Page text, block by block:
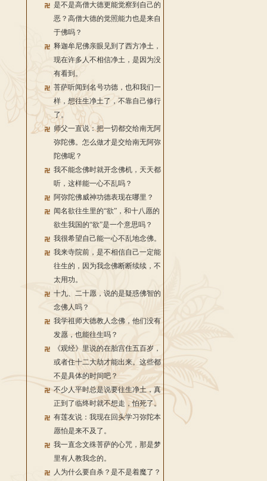
是不是高僧大德更能觉察到自己的
恶？高僧大德的觉照能力也是来自
于佛吗？
释迦牟尼佛亲眼见到了西方净土，
现在许多人不相信净土，是因为没
有看到。
菩萨听闻到名号功德，也和我们一
样，想往生净土了，不靠自己修行
了。
师父一直说：把一切都交给南无阿
弥陀佛。怎么做才是交给南无阿弥
陀佛呢？
我不能念佛时就开念佛机，天天都
听，这样能一心不乱吗？
阿弥陀佛威神功德表现在哪里？
闻名欲往生里的“欲”，和十八愿的
欲生我国的“欲”是一个意思吗？
我很希望自己能一心不乱地念佛。
我来寺院前，是不相信自己一定能
往生的，因为我念佛断断续续，不
太用功。
十九、二十愿，说的是疑惑佛智的
念佛人吗？
我学祖师大德教人念佛，他们没有
发愿，也能往生吗？
《观经》里说的在胎宫住五百岁，
或者住十二大劫才能出来。这些都
不是具体的时间吧？
不少人平时总是说要往生净土，真
正到了临终时就不想走，怕死了。
有莲友说：我现在回头学习弥陀本
愿怕是来不及了。
我一直念文殊菩萨的心咒，那是梦
里有人教我念的。
人为什么要自杀？是不是着魔了？